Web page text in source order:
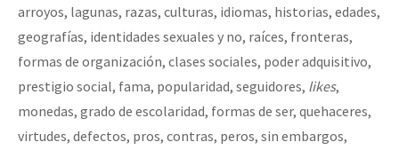
arroyos, lagunas, razas, culturas, idiomas, historias, edades,
geografías, identidades sexuales y no, raíces, fronteras,
formas de organización, clases sociales, poder adquisitivo,
prestigio social, fama, popularidad, seguidores, likes,
monedas, grado de escolaridad, formas de ser, quehaceres,
virtudes, defectos, pros, contras, peros, sin embargos,